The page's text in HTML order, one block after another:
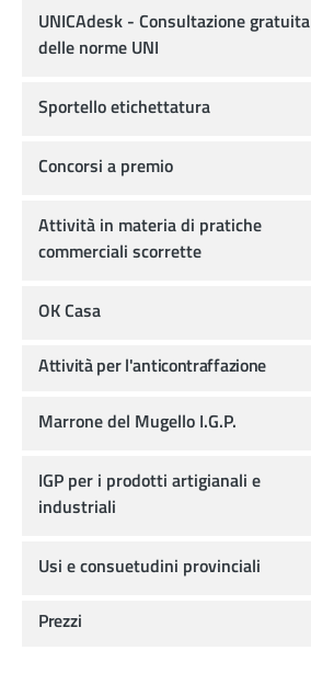
UNICAdesk - Consultazione gratuita
delle norme UNI
Sportello etichettatura
Concorsi a premio
Attività in materia di pratiche
commerciali scorrette
OK Casa
Attività per l'anticontraffazione
Marrone del Mugello I.G.P.
IGP per i prodotti artigianali e
industriali
Usi e consuetudini provinciali
Prezzi